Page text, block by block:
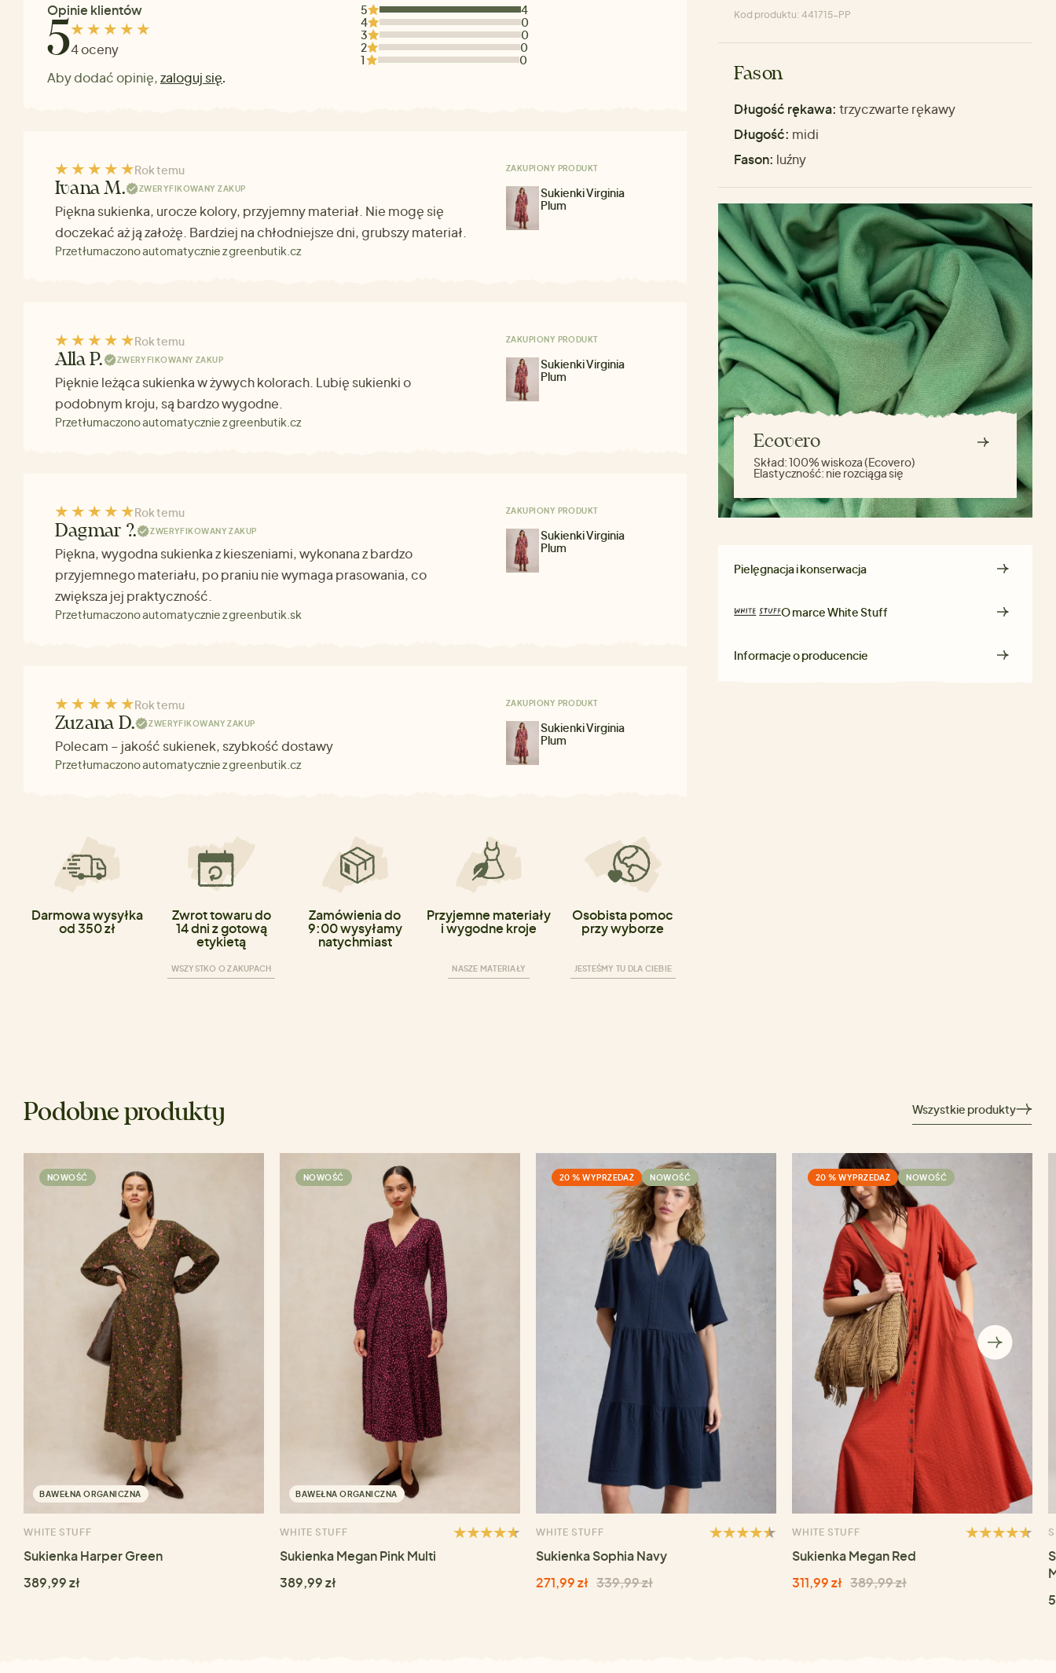
Opinie klientów
54 oceny
Aby dodać opinię,zaloguj się.
5
4
4
0
3
0
2
0
1
0
Rok temu
Ivana M. ZWERYFIKOWANY ZAKUP
Piękna sukienka, urocze kolory, przyjemny materiał. Nie mogę się
doczekać aż ją założę. Bardziej na chłodniejsze dni, grubszy materiał.
Przetłumaczono automatycznie z greenbutik.cz
ZAKUPIONY PRODUKT
Sukienki Virginia
Plum
Rok temu
Alla P. ZWERYFIKOWANY ZAKUP
Pięknie leżąca sukienka w żywych kolorach. Lubię sukienki o
podobnym kroju, są bardzo wygodne.
Przetłumaczono automatycznie z greenbutik.cz
ZAKUPIONY PRODUKT
Sukienki Virginia
Plum
Rok temu
Dagmar ?. ZWERYFIKOWANY ZAKUP
Piękna, wygodna sukienka z kieszeniami, wykonana z bardzo
przyjemnego materiału, po praniu nie wymaga prasowania, co
zwiększa jej praktyczność.
Przetłumaczono automatycznie z greenbutik.sk
ZAKUPIONY PRODUKT
Sukienki Virginia
Plum
Rok temu
Zuzana D. ZWERYFIKOWANY ZAKUP
Polecam – jakość sukienek, szybkość dostawy
Przetłumaczono automatycznie z greenbutik.cz
ZAKUPIONY PRODUKT
Sukienki Virginia
Plum
Darmowa wysyłka
od 350 zł
Zwrot towaru do
14 dni z gotową
etykietą
WSZYSTKO O ZAKUPACH
Zamówienia do
9:00 wysyłamy
natychmiast
Przyjemne materiały
i wygodne kroje
NASZE MATERIAŁY
Osobista pomoc
przy wyborze
JESTEŚMY TU DLA CIEBIE
Kod produktu: 441715-PP
Fason
Długość rękawa: trzyczwarte rękawy
Długość: midi
Fason: luźny
Ecovero
Skład:100% wiskoza (Ecovero)
Elastyczność: nie rozciąga się
Pielęgnacja i konserwacja
O marceWhite Stuff
Informacje o producencie
Podobne produkty Wszystkie produkty
NOWOŚĆ
BAWEŁNA ORGANICZNA
WHITE STUFF
Sukienka Harper Green
389,99 zł
NOWOŚĆ
BAWEŁNA ORGANICZNA
WHITE STUFF
Sukienka Megan Pink Multi
389,99 zł
20 % WYPRZEDAŻ NOWOŚĆ
WHITE STUFF
Sukienka Sophia Navy
271,99 zł 339,99 zł
20 % WYPRZEDAŻ NOWOŚĆ
WHITE STUFF
Sukienka Megan Red
311,99 zł 389,99 zł